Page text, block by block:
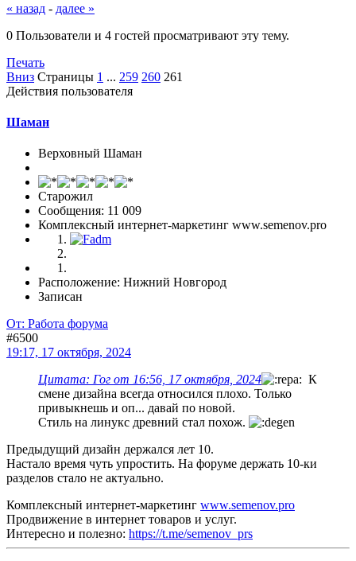
« назад - далее »
0 Пользователи и 4 гостей просматривают эту тему.
Печать
Вниз Страницы 1 ... 259 260 261
Действия пользователя
Шаман
Верховный Шаман
Старожил
Сообщения: 11 009
Комплексный интернет-маркетинг www.semenov.pro
Расположение: Нижний Новгород
Записан
От: Работа форума
#6500
19:17, 17 октября, 2024
Цитата: Гог от 16:56, 17 октября, 2024
К
смене дизайна всегда относился плохо. Только
привыкнешь и оп... давай по новой.
Стиль на линукс древний стал похож.
Предыдущий дизайн держался лет 10.
Настало время чуть упростить. На форуме держать 10-ки
разделов стало не актуально.
Комплексный интернет-маркетинг www.semenov.pro
Продвижение в интернет товаров и услуг.
Интересно и полезно: https://t.me/semenov_prs